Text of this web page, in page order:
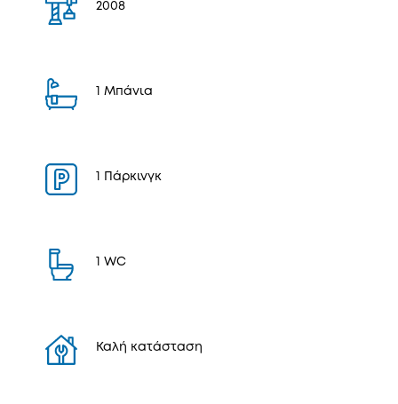
2008
1 Μπάνια
1 Πάρκινγκ
1 WC
Καλή κατάσταση